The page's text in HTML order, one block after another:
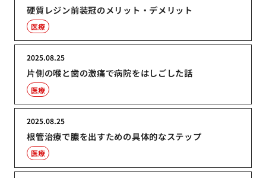
硬質レジン前装冠のメリット・デメリット
医療
片側の喉と歯の激痛で病院をはしごした話
2025.08.25
医療
根管治療で膿を出すための具体的なステップ
2025.08.25
医療